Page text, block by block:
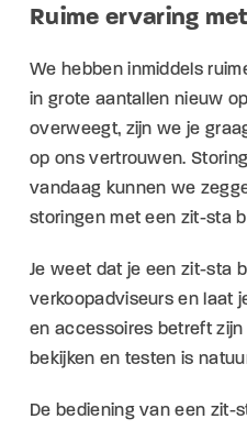
Ruime ervaring
We hebben inmiddels
in grote aantallen nieuw
overweegt, zijn we je
op ons vertrouwen.
vandaag kunnen we
storingen met een zit-sta
Je weet dat je een zit-sta
verkoopadviseurs en laat
en accessoires betreft
bekijken en testen is
De bediening van een zit-